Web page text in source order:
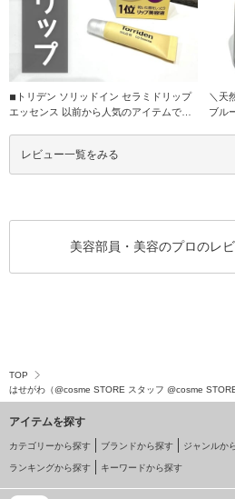
◾︎トリデン ソリッドイン セラミドリップ
エッセンス 以前から人気のアイテムです
＼天然の
ブル
レビュー一覧をみる
美容部員・美容のプロのレ
TOP
はせがわ（@cosme STORE スタッフ @cosme
アイテムを探す
カテゴリーから探す ブランドから探す ジャンルか
ランキングから探す キーワードから探す